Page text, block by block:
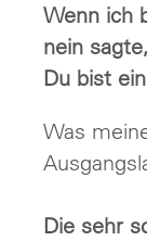
Wenn ich
nein
Du bist
Was
Die sehr